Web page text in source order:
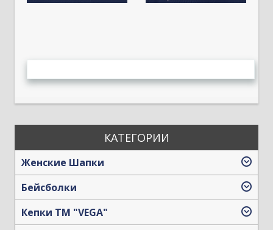
КАТЕГОРИИ
Женские Шапки
Бейсболки
Кепки TM "VEGA"